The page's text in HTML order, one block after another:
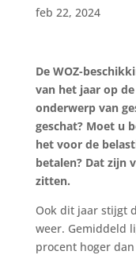
feb 22, 2024
De WOZ-
van het jaar op
onderwerp van
geschat? Moet u
het voor de
betalen? Dat zijn
zitten.
Ook dit jaar stijgt
weer. Gemiddeld
procent hoger